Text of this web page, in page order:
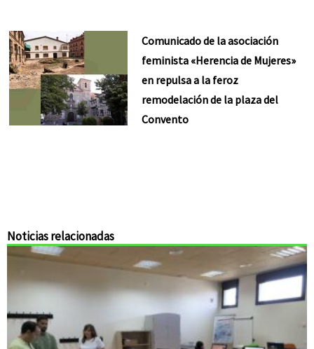
Comunicado de la asociación
feminista «Herencia de Mujeres»
en repulsa a la feroz
remodelación de la plaza del
Convento
Noticias relacionadas